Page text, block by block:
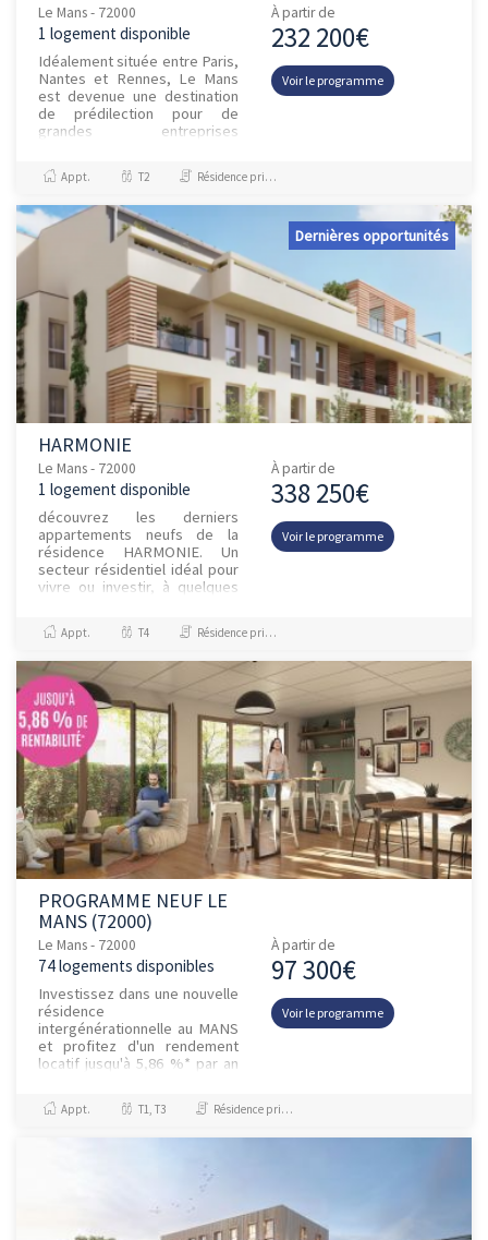
Le Mans - 72000
1 logement disponible
Idéalement située entre Paris,
Nantes et Rennes, Le Mans
est devenue une destination
de prédilection pour de
grandes entreprises
d’emplois. C’est une ville de
c...
À partir de
232 200€
Voir le programme
Appt. T2 Résidence principale / PTZ
Dernières opportunités
HARMONIE
Le Mans - 72000
1 logement disponible
découvrez les derniers
appartements neufs de la
résidence HARMONIE. Un
secteur résidentiel idéal pour
vivre ou investir, à quelques
bords de Sarthe. Ecoles,
boula...
À partir de
338 250€
Voir le programme
Appt. T4 Résidence principale / PTZ, Investissement et Défiscalisation
PROGRAMME NEUF LE
MANS (72000)
Le Mans - 72000
74 logements disponibles
Investissez dans une nouvelle
résidence
intergénérationnelle au MANS
et profitez d'un rendement
locatif jusqu'à 5,86 %* par an
du centre-ville et de la gare,
no...
À partir de
97 300€
Voir le programme
Appt. T1, T3 Résidence principale / PTZ